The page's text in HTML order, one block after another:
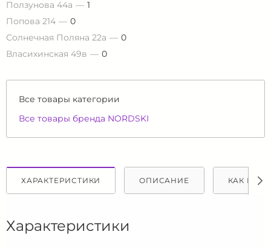
Ползунова 44а
1
Попова 214
0
Солнечная Поляна 22а
0
Власихинская 49в
0
Все товары категории
Все товары бренда NORDSKI
ХАРАКТЕРИСТИКИ ОПИСАНИЕ КАК
Характеристики